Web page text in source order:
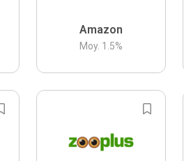
Amazon
Moy. 1.5%